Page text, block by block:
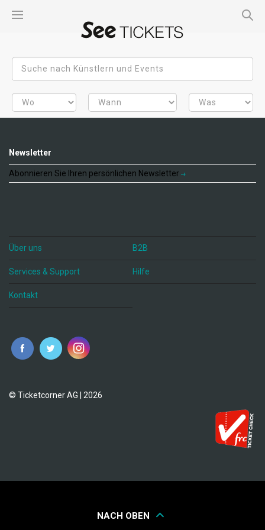
Newsletter
Abonnieren Sie Ihren persönlichen Newsletter
Über uns B2B
Services & Support Hilfe
Kontakt
© Ticketcorner AG | 2026
NACH OBEN